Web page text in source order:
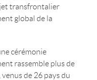
transfrontalier
global de la
cérémonie
rassemble plus de
de 26 pays du